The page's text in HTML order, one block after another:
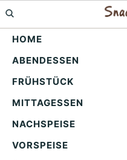
Skip
to
primary
navigation
Skip
to
main
content
Skip
to
primary
sidebar
HOME
ABENDESSEN
FRÜHSTÜCK
MITTAGESSEN
NACHSPEISE
VORSPEISE
Käsekuchen
perfekte